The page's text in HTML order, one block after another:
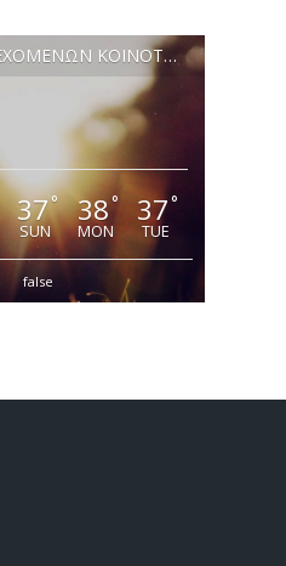
ΕΝΩΣΗ ΚΑΤΕΧΟΜΕΝΩΝ ΚΟΙΝΟΤΗΤΩΝ ΛΕΥΚΩΣΙΑΣ
37°
SUN
38°
MON
37°
TUE
false